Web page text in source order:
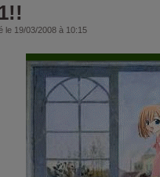
le 19/03/2008 à 10:15